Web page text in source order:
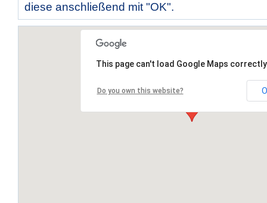
diese anschließend mit "OK".
This page can't load Google Maps
Do you own this website?